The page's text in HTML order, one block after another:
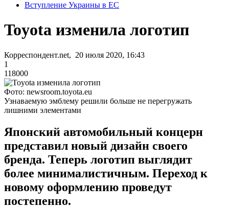
Вступление Украины в ЕС
Toyota изменила логотип
Корреспондент.net, 20 июля 2020, 16:43
1
118000
Фото: newsroom.toyota.eu
Узнаваемую эмблему решили больше не перегружать
лишними элементами
Японский автомобильный концерн
представил новый дизайн своего
бренда. Теперь логотип выглядит
более минималистичным. Переход к
новому оформлению проведут
постепенно.